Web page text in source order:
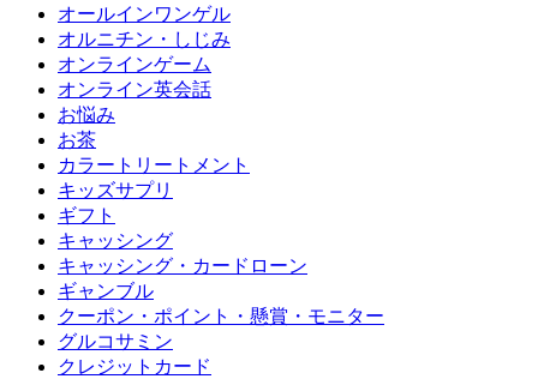
オールインワンゲル
オルニチン・しじみ
オンラインゲーム
オンライン英会話
お悩み
お茶
カラートリートメント
キッズサプリ
ギフト
キャッシング
キャッシング・カードローン
ギャンブル
クーポン・ポイント・懸賞・モニター
グルコサミン
クレジットカード